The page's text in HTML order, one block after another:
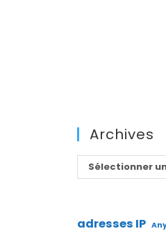
Archives
Archives
Sélectionner
adresses IP